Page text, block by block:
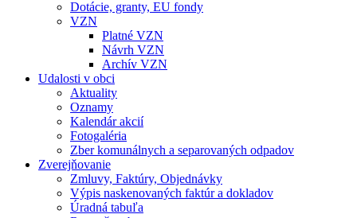
Dotácie, granty, EU fondy
VZN
Platné VZN
Návrh VZN
Archív VZN
Udalosti v obci
Aktuality
Oznamy
Kalendár akcií
Fotogaléria
Zber komunálnych a separovaných odpadov
Zverejňovanie
Zmluvy, Faktúry, Objednávky
Výpis naskenovaných faktúr a dokladov
Úradná tabuľa